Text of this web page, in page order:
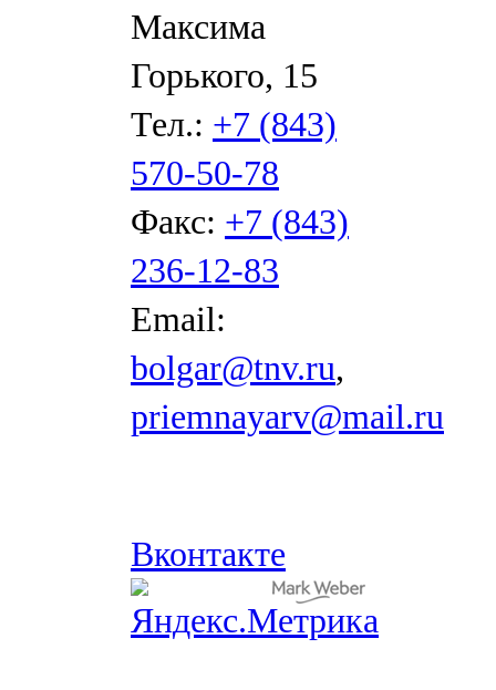
Максима
Горького, 15
Тел.: +7 (843)
570-50-78
Факс: +7 (843)
236-12-83
Email:
bolgar@tnv.ru,
priemnayarv@mail.ru
Вконтакте